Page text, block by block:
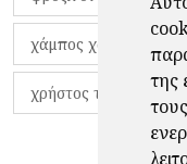
της
χάμπος χαραλάμπους
χρήστος τζόλης